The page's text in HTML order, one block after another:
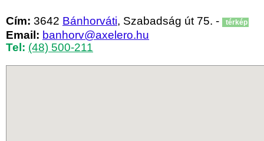
Cím: 3642 Bánhorváti, Szabadság út 75. - térkép
Email: banhorv@axelero.hu
Tel: (48) 500-211